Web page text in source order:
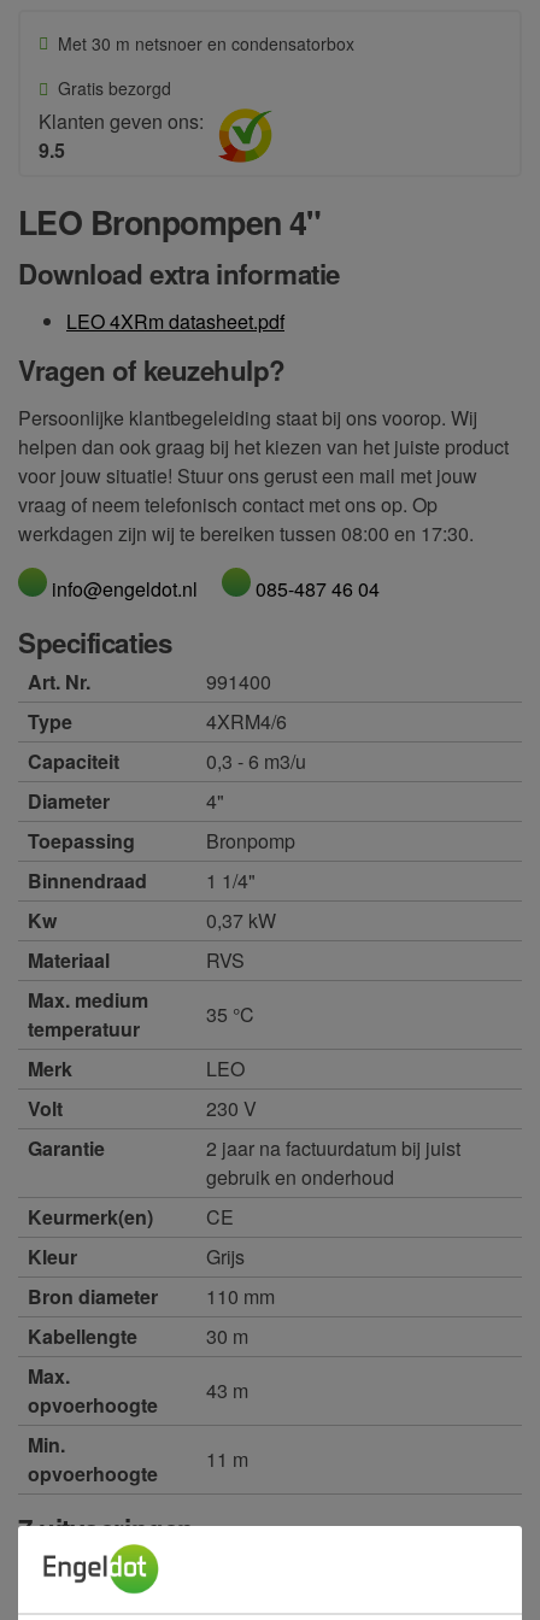
Met 30 m netsnoer en condensatorbox
Gratis bezorgd
Klanten geven ons:
9.5
LEO Bronpompen 4"
Download extra informatie
LEO 4XRm datasheet.pdf
Vragen of keuzehulp?
Persoonlijke klantbegeleiding staat bij ons voorop. Wij
helpen dan ook graag bij het kiezen van het juiste product
voor jouw situatie! Stuur ons gerust een mail met jouw
vraag of neem telefonisch contact met ons op. Op
werkdagen zijn wij te bereiken tussen 08:00 en 17:30.
info@engeldot.nl
085-487 46 04
Specificaties
Art. Nr.
991400
Type
4XRM4/6
Capaciteit
0,3 - 6 m3/u
Diameter
4"
Toepassing
Bronpomp
Binnendraad
1 1/4"
Kw
0,37 kW
Materiaal
RVS
Max. medium
temperatuur
35 °C
Merk
LEO
Volt
230 V
Garantie
2 jaar na factuurdatum bij juist
gebruik en onderhoud
Keurmerk(en)
CE
Kleur
Grijs
Bron diameter
110 mm
Kabellengte
30 m
Max.
opvoerhoogte
43 m
Min.
opvoerhoogte
11 m
7 uitvoeringen
Actuele voorraad per vestiging?
991400 LEO Bronpomp 4", 4XRM4/6